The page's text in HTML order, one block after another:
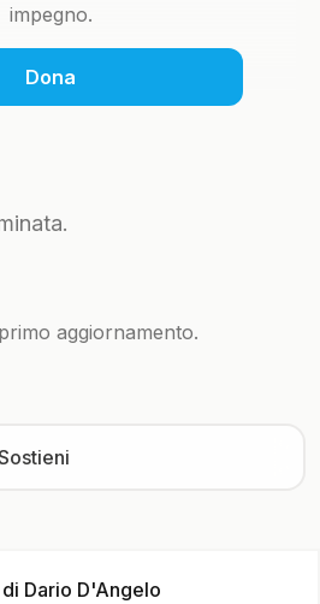
impegno.
Dona
aggiornamento.
Dario D'Angelo